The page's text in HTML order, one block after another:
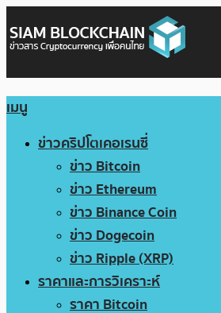
เมนู
ข่าวคริปโตเคอเรนซี่
ข่าว Bitcoin
ข่าว Ethereum
ข่าว Binance Coin
ข่าว Dogecoin
ข่าว Ripple (XRP)
ราคาและการวิเคราะห์
ราคา Bitcoin